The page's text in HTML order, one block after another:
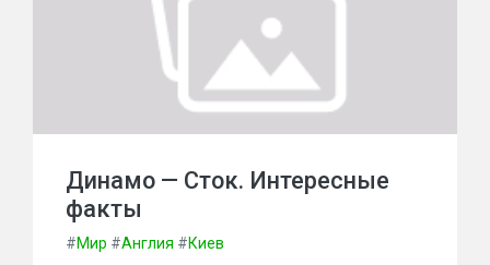
Динамо — Сток. Интересные
факты
#Мир #Англия #Киев